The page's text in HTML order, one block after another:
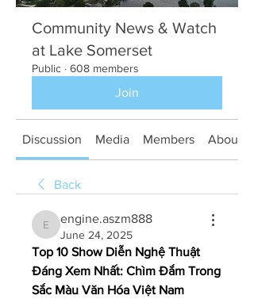
Community News & Watch
at Lake Somerset
Public · 608 members
Join
Discussion Media Members About
Back
engine.aszm888
engine.aszm888
June 24, 2025
Top 10 Show Diễn Nghệ Thuật
Đáng Xem Nhất: Chìm Đắm Trong
Sắc Màu Văn Hóa Việt Nam